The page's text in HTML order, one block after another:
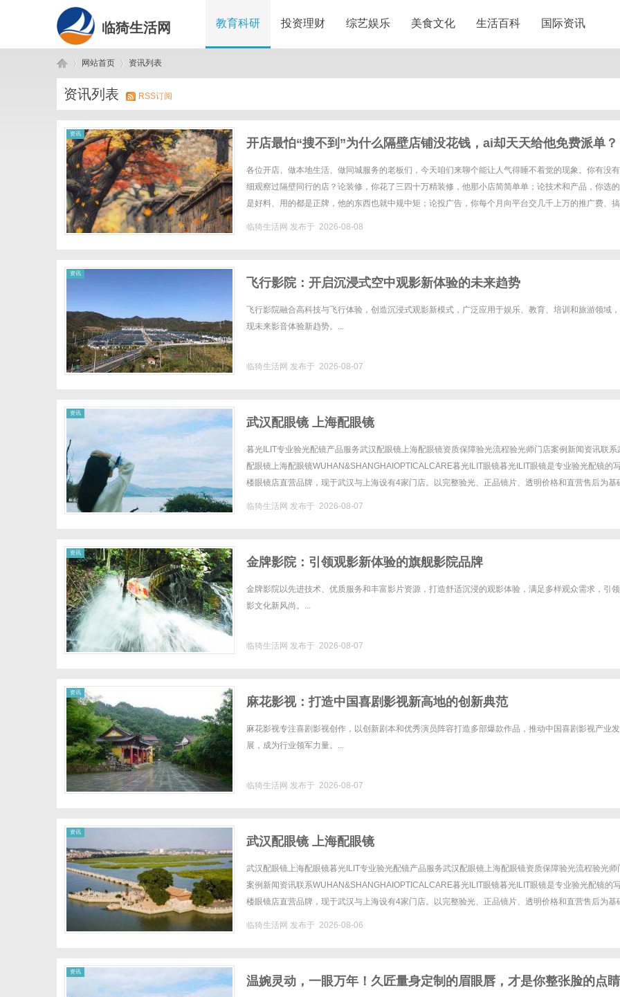
临猗生活网 教育科研 投资理财 综艺娱乐 美食文化 生活百科 国际资讯
临 ›
网站首页
›
资讯列表
资讯列表 RSS订阅
资讯
开店最怕“搜不到”为什么隔壁店铺没花钱，ai却天天给他免费派单？
各位开店、做本地生活、做同城服务的老板们，今天咱们来聊个能让人气得睡不着觉的现象。你有没
细观察过隔壁同行的店？论装修，你花了三四十万精装修，他那小店简简单单；论技术和产品，你选
是好料、用的都是正牌，他的东西也就中规中矩；论投广告，你每个月向平台交几千上万的推广费、
临猗生活网 发布于 2026-08-08
资讯
飞行影院：开启沉浸式空中观影新体验的未来趋势
飞行影院融合高科技与飞行体验，创造沉浸式观影新模式，广泛应用于娱乐、教育、培训和旅游领域
现未来影音体验新趋势。...
临猗生活网 发布于 2026-08-07
资讯
武汉配眼镜 上海配眼镜
暮光ILIT专业验光配镜产品服务武汉配眼镜上海配眼镜资质保障验光流程验光师门店案例新闻资讯联系
配眼镜上海配眼镜WUHAN&SHANGHAIOPTICALCARE暮光ILIT眼镜暮光ILIT眼镜是专业验光配镜的
楼眼镜店直营品牌，现于武汉与上海设有4家门店。以完整验光、正品镜片、透明价格和直营售后为基
临猗生活网 发布于 2026-08-07
资讯
金牌影院：引领观影新体验的旗舰影院品牌
金牌影院以先进技术、优质服务和丰富影片资源，打造舒适沉浸的观影体验，满足多样观众需求，引
影文化新风尚。...
临猗生活网 发布于 2026-08-07
资讯
麻花影视：打造中国喜剧影视新高地的创新典范
麻花影视专注喜剧影视创作，以创新剧本和优秀演员阵容打造多部爆款作品，推动中国喜剧影视产业发
展，成为行业领军力量。...
临猗生活网 发布于 2026-08-07
资讯
武汉配眼镜 上海配眼镜
武汉配眼镜上海配眼镜暮光ILIT专业验光配镜产品服务武汉配眼镜上海配眼镜资质保障验光流程验光师
案例新闻资讯联系WUHAN&SHANGHAIOPTICALCARE暮光ILIT眼镜暮光ILIT眼镜是专业验光配镜的
楼眼镜店直营品牌，现于武汉与上海设有4家门店。以完整验光、正品镜片、透明价格和直营售后为基
临猗生活网 发布于 2026-08-06
资讯
温婉灵动，一眼万年！久匠量身定制的眉眼唇，才是你整张脸的点